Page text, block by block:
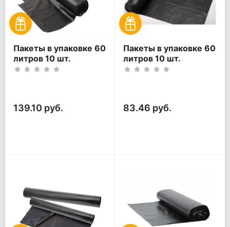
Пакеты в упаковке 60
литров 10 шт.
(10шт*5рул)
139.10 руб.
Пакеты в упаковке 60
литров 10 шт.
(10шт*3рул)
83.46 руб.